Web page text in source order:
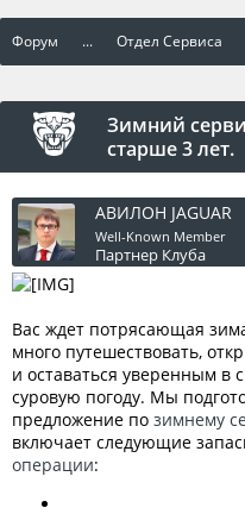
Форум ... Отдел Сервиса
Зимний
старше 3 лет.
АВИЛОН JAGUAR
Well-Known Member
Партнер Клуба
Вас ждет потрясающая
много путешествовать,
и оставаться уверенным в
суровую погоду. Мы
предложение по зимнему
включает следующие
операции: